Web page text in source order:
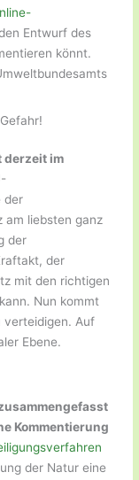
Entwurf des
könnt.
im
der
am liebsten ganz
der
der
mit den richtigen
Nun kommt
verteidigen. Auf
Ebene.
Kommentierung
der Natur eine